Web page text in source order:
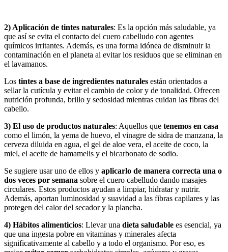
2) Aplicación de tintes naturales: Es la opción más saludable, ya
que así se evita el contacto del cuero cabelludo con agentes
químicos irritantes. Además, es una forma idónea de disminuir la
contaminación en el planeta al evitar los residuos que se eliminan en
el lavamanos.
Los tintes a base de ingredientes naturales están orientados a
sellar la cutícula y evitar el cambio de color y de tonalidad. Ofrecen
nutrición profunda, brillo y sedosidad mientras cuidan las fibras del
cabello.
3) El uso de productos naturales: Aquellos que tenemos en casa
como el limón, la yema de huevo, el vinagre de sidra de manzana, la
cerveza diluida en agua, el gel de aloe vera, el aceite de coco, la
miel, el aceite de hamamelis y el bicarbonato de sodio.
Se sugiere usar uno de ellos y aplicarlo de manera correcta una o
dos veces por semana sobre el cuero cabelludo dando masajes
circulares. Estos productos ayudan a limpiar, hidratar y nutrir.
Además, aportan luminosidad y suavidad a las fibras capilares y las
protegen del calor del secador y la plancha.
4) Hábitos alimenticios: Llevar una dieta saludable es esencial, ya
que una ingesta pobre en vitaminas y minerales afecta
significativamente al cabello y a todo el organismo. Por eso, es